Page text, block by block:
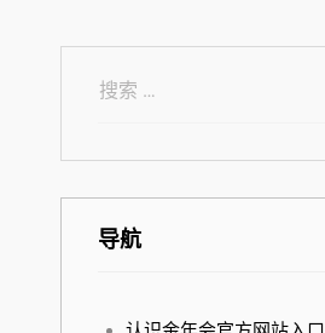
导航